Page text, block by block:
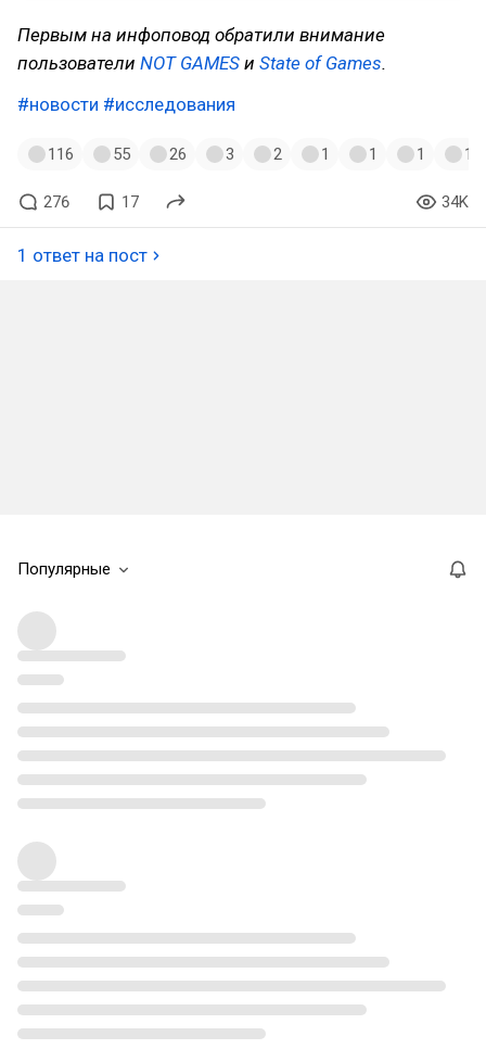
Первым на инфоповод обратили внимание
пользователи NOT GAMES и State of Games.
#новости #исследования
116 55 26 3 2 1 1 1 1
276 17 34K
1 ответ на пост
Популярные